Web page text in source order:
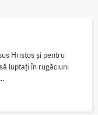
Hristos și pentru
luptați în rugăciuni